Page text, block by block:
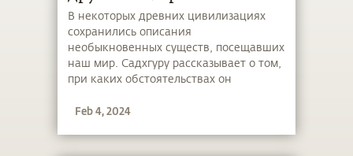
посещают наш мир?
В некоторых древних цивилизациях
сохранились описания
необыкновенных существ, посещавших
наш мир. Садхгуру рассказывает о том,
при каких обстоятельствах он
измерений и какова их роль в нашей
Feb 4, 2024